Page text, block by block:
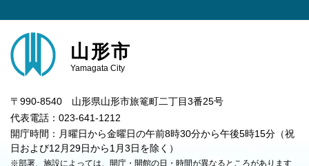
山形市
Yamagata City
〒990-8540 山形県山形市旅篭町二丁目3番25号
代表電話：023-641-1212
開庁時間：月曜日から金曜日の午前8時30分から午後5時15分（祝
日および12月29日から1月3日を除く）
※部署、施設によっては、開庁・開館の日・時間が異なるところがあります